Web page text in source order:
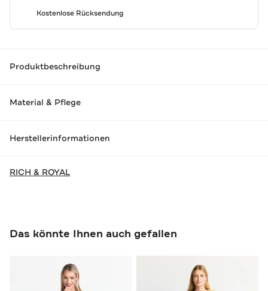
Kostenlose Rücksendung
Produktbeschreibung
Material & Pflege
Herstellerinformationen
RICH & ROYAL
Das könnte Ihnen auch gefallen